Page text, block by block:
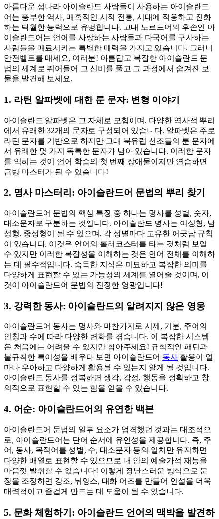
아름다운 섬나라 아이슬란드 사람들이 사용하는 아이슬란드
어는 풍부한 역사, 매혹적인 시적 전통, 시대에 적응하고 진화
하는 탁월한 능력으로 유명합니다. 고대 노르드어의 후손인 아
이슬란드어는 언어를 사랑하는 사람들과 다국어를 구사하는
사람들을 매료시키는 특별한 매력을 가지고 있습니다. 그러니
안전벨트를 매세요, 여러분! 아름답고 복잡한 아이슬란드 문
법의 세계로 뛰어들어 그 신비를 풀고 그 과정에서 숨겨진 보
물을 발견해 보세요.
1. 라틴 알파벳에 대한 룬 문자: 변형 이야기
아이슬란드 알파벳은 그 자체로 모험이며, 다양한 역사적 뿌리
에서 유래한 32개의 문자로 구성되어 있습니다. 알파벳은 주로
라틴 문자를 기반으로 하지만 고대 북유럽 선조들의 룬 문자에
서 유래한 몇 가지 독특한 문자가 남아 있습니다. 이러한 문자
를 익히는 것이 언어 학습의 첫 번째 장애물이지만 연습하면
금방 마스터가 될 수 있습니다!
2. 명사 마스터리: 아이슬란드어 문법의 뿌리 찾기
아이슬란드어 문법의 핵심 특징 중 하나는 명사를 성별, 숫자,
대소문자로 구분하는 것입니다. 아이슬란드 명사는 여성형, 남
성형, 중성형이 될 수 있으며, 각 성별마다 고유한 어긋남 규칙
이 있습니다. 이것은 언어의 롤러코스터를 타는 것처럼 보일
수 있지만 이러한 복잡성을 이해하는 것은 언어 전체를 이해하
는 데 필수적입니다. 습득한 지식은 미묘하고 복잡한 의미를
다양하게 표현할 수 있는 가능성의 세계를 열어줄 것이며, 이
것이 아이슬란드어 문법의 진정한 영광입니다!
3. 강력한 동사: 아이슬란드의 알려지지 않은 영웅
아이슬란드어 동사는 명사와 마찬가지로 시제, 기분, 주어의
인칭과 수에 따라 다양한 변화를 겪습니다. 이 복잡한 시스템
은 처음에는 어려울 수 있지만 참아주세요! 규칙적인 패턴과
불규칙한 특이성을 배우다 보면 아이슬란드어 동사 활용이 얼
마나 우아하고 다양하게 활용될 수 있는지 알게 될 것입니다.
아이슬란드 동사를 정복하면 생각, 감정, 행동을 정확하고 창
의적으로 표현할 수 있는 힘을 얻을 수 있습니다.
4. 어순: 아이슬란드어의 유연한 백본
아이슬란드어 문법의 일부 요소가 엄격했던 것과는 대조적으
로, 아이슬란드어는 단어 순서에 유연성을 제공합니다. 즉, 주
어, 동사, 목적어를 성별, 수, 대소문자 등의 일치만 유지하면
다양한 배열로 표현할 수 있으므로 내 안의 예술가적 재능을
마음껏 발휘할 수 있습니다! 이렇게 장난스러운 방식으로 문
장을 조정하면 강조, 뉘앙스, 대화 어조를 만들어 연설을 더욱
매력적이고 즐겁게 만드는 데 도움이 될 수 있습니다.
5. 문화 체험하기: 아이슬란드 언어의 맥박을 발견하